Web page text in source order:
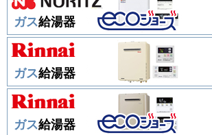
ガス給湯器
ガス給湯器
ガス給湯器